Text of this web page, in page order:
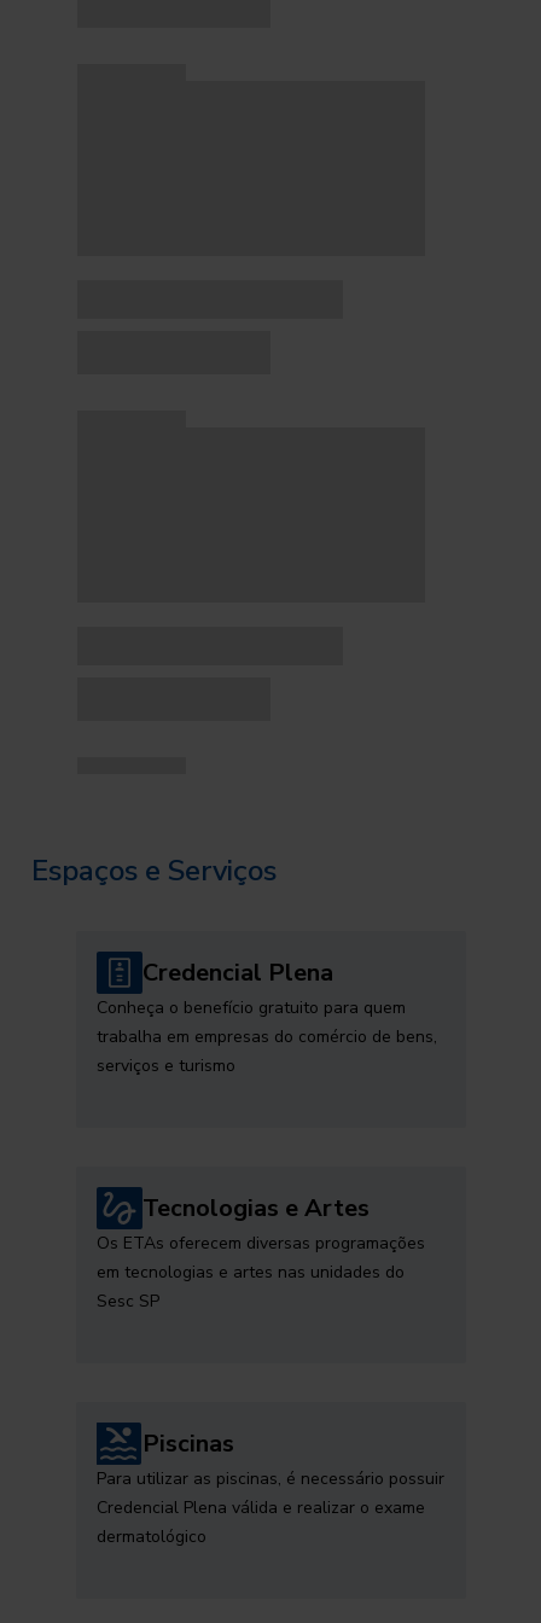
Espaços e Serviços
Credencial Plena
Conheça o benefício gratuito para quem
trabalha em empresas do comércio de bens,
serviços e turismo
Tecnologias e Artes
Os ETAs oferecem diversas programações
em tecnologias e artes nas unidades do
Sesc SP
Piscinas
Para utilizar as piscinas, é necessário possuir
Credencial Plena válida e realizar o exame
dermatológico